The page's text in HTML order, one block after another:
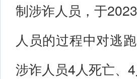
制涉诈人员，于
人员的过程中对逃
涉诈人员4人死亡、4